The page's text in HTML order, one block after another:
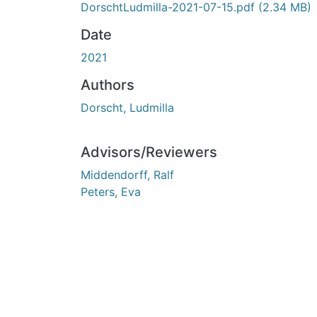
DorschtLudmilla-2021-07-15.pdf (2.34 MB)
Date
2021
Authors
Dorscht, Ludmilla
Advisors/Reviewers
Middendorff, Ralf
Peters, Eva